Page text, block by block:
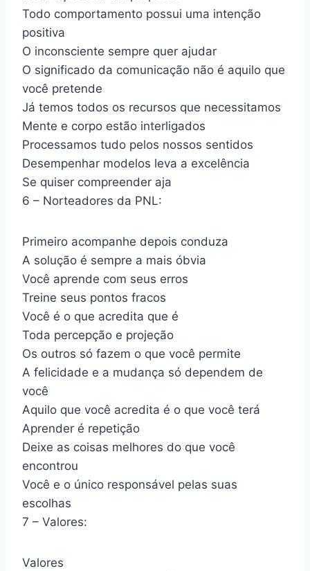
Todo comportamento possui uma intenção
positiva
O inconsciente sempre quer ajudar
O significado da comunicação não é aquilo que
você pretende
Já temos todos os recursos que necessitamos
Mente e corpo estão interligados
Processamos tudo pelos nossos sentidos
Desempenhar modelos leva a excelência
Se quiser compreender aja
6 – Norteadores da PNL:
Primeiro acompanhe depois conduza
A solução é sempre a mais óbvia
Você aprende com seus erros
Treine seus pontos fracos
Você é o que acredita que é
Toda percepção e projeção
Os outros só fazem o que você permite
A felicidade e a mudança só dependem de
você
Aquilo que você acredita é o que você terá
Aprender é repetição
Deixe as coisas melhores do que você
encontrou
Você e o único responsável pelas suas
escolhas
7 – Valores:
Valores